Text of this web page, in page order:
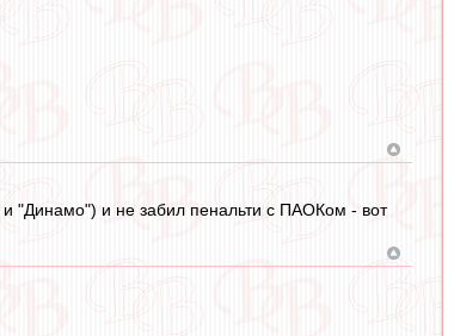
и "Динамо") и не забил пенальти с ПАОКом - вот